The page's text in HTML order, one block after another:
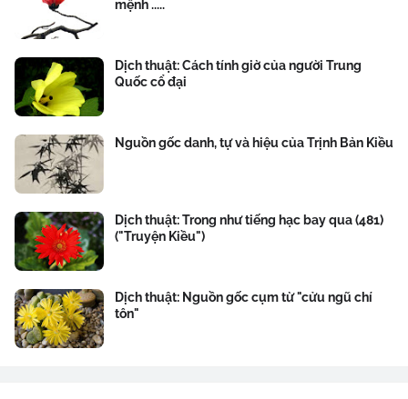
mệnh .....
Dịch thuật: Cách tính giờ của người Trung
Quốc cổ đại
Nguồn gốc danh, tự và hiệu của Trịnh Bản Kiều
Dịch thuật: Trong như tiếng hạc bay qua (481)
("Truyện Kiều")
Dịch thuật: Nguồn gốc cụm từ "cửu ngũ chí
tôn"